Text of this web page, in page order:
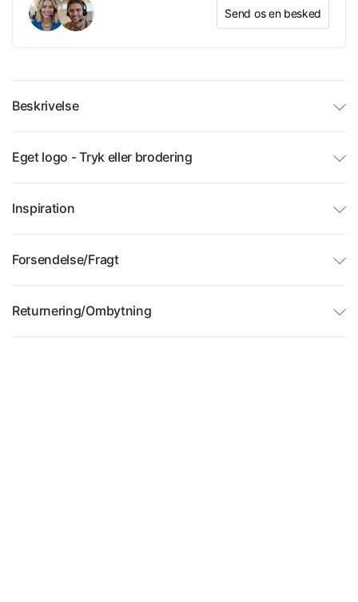
Send os en besked
Beskrivelse
Eget logo - Tryk eller brodering
Inspiration
Forsendelse/Fragt
Returnering/Ombytning